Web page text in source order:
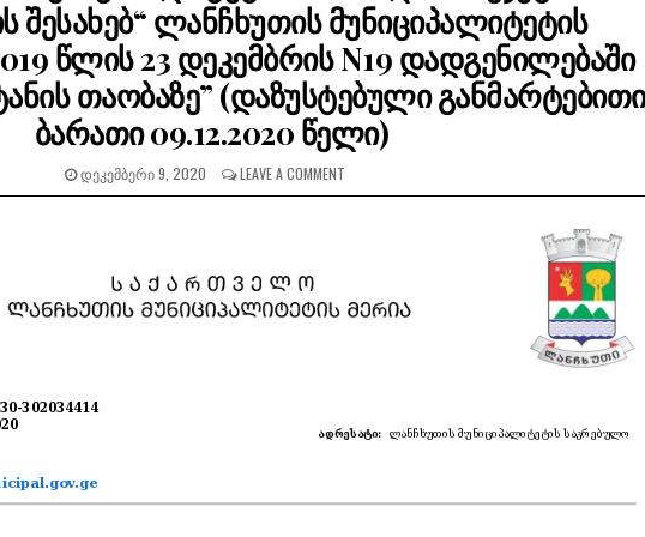
E
I
N
შესახებ“ ლანჩხუთის მუნიციპალიტეტის
წლის 23 დეკემბრის N19 დადგენილებაში
თაობაზე” (დაზუსტებული განმარტებითი
ბარათი 09.12.2020 წელი)
ᲓᲔᲙᲔᲛᲑᲔᲠᲘ 9, 2020 LEAVE A COMMENT